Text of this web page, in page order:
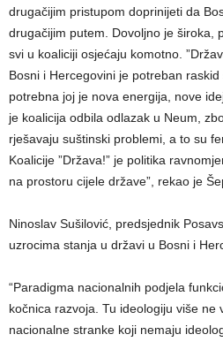
drugačijim pristupom doprinijeti da
drugačijim putem. Dovoljno je široka,
svi u koaliciji osjećaju komotno.
Bosni i Hercegovini je potreban
potrebna joj je nova energija, nove
je koalicija odbila odlazak u Neum,
rješavaju suštinski problemi, a to su
Koalicije ”Država!” je politika
na prostoru cijele države”, rekao je
Ninoslav Sušilović, predsjednik
uzrocima stanja u državi u Bosni i
“Paradigma nacionalnih podjela
kočnica razvoja. Tu ideologiju više ne
nacionalne stranke koji nemaju